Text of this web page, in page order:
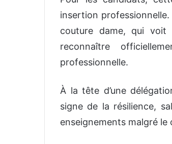
insertion
couture dame, qui voit
reconnaître
professionnelle.
À la tête d’une
signe de la résilience,
enseignements malgré